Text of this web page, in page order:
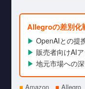
Allegroの差別化
▶ OpenAIとの提
▶ 販売者向けAI
▶ 地元市場への
■ Amazon ■ Allegro